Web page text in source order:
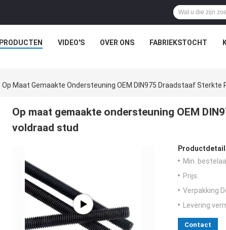
PRODUCTEN VIDEO'S OVER ONS FABRIEKSTOCHT
Op Maat Gemaakte Ondersteuning OEM DIN975 Draadstaaf Sterkte
Op maat gemaakte ondersteuning OEM
voldraad stud
Min.
Prijs:
Verpakking
Levering
Contact